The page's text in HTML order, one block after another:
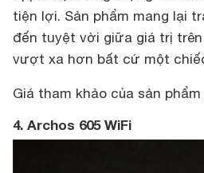
tiện lợi. Sản phẩm mang lại
đến tuyệt vời giữa giá trị
vượt xa hơn bất cứ một
Giá tham khảo của sản phẩm
4. Archos 605 WiFi